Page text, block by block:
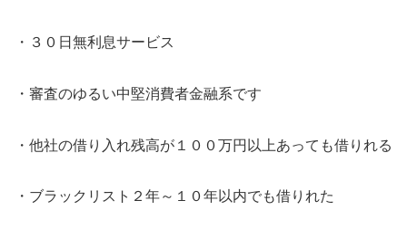
・３０日無利息サービス
・審査のゆるい中堅消費者金融系です
・他社の借り入れ残高が１００万円以上あっても借りれる
・ブラックリスト２年～１０年以内でも借りれた